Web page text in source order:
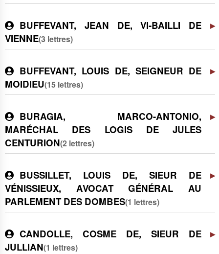
BUFFEVANT, JEAN DE, VI-BAILLI DE
VIENNE(3 lettres)
BUFFEVANT, LOUIS DE, SEIGNEUR DE
MOIDIEU(15 lettres)
BURAGIA, MARCO-ANTONIO,
MARÉCHAL DES LOGIS DE JULES
CENTURION(2 lettres)
BUSSILLET, LOUIS DE, SIEUR DE
VÉNISSIEUX, AVOCAT GÉNÉRAL AU
PARLEMENT DES DOMBES(1 lettres)
CANDOLLE, COSME DE, SIEUR DE
JULLIAN(1 lettres)